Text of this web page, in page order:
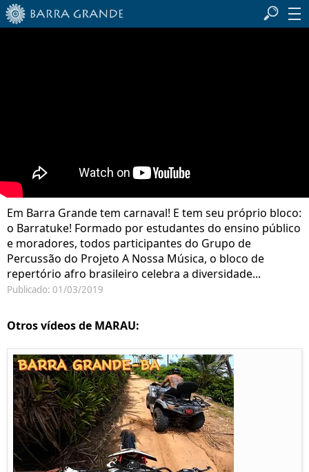
Em Barra Grande tem carnaval! E tem seu próprio bloco:
o Barratuke! Formado por estudantes do ensino público
e moradores, todos participantes do Grupo de
Percussão do Projeto A Nossa Música, o bloco de
repertório afro brasileiro celebra a diversidade...
Publicado: 01/03/2019
Otros vídeos de MARAU: